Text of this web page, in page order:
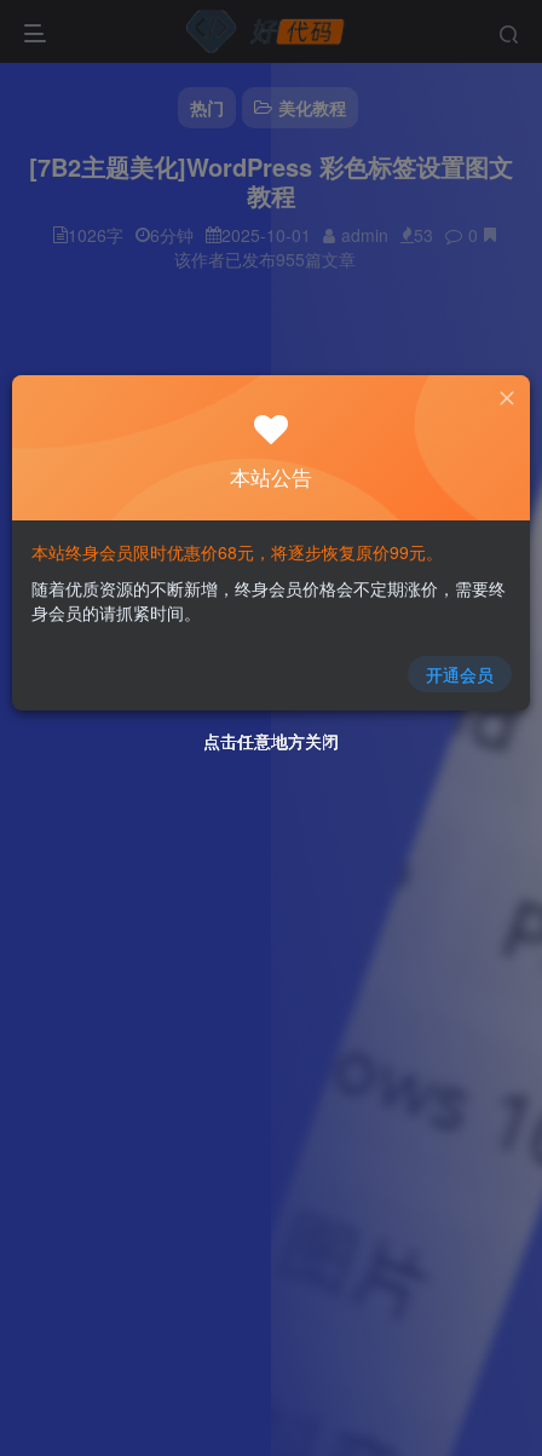
热门 美化教程
[7B2主题美化]WordPress 彩色标签设置图文
教程
1026字 6分钟 2025-10-01 admin 53
0
该作者已发布955篇文章
点击任意地方关闭
点击任意地方关闭
点击任意地方关闭
点击任意地方关闭
本站公告
本站终身会员限时优惠价68元，将逐步恢复原价99元。
随着优质资源的不断新增，终身会员价格会不定期涨价，需要终
身会员的请抓紧时间。
开通会员